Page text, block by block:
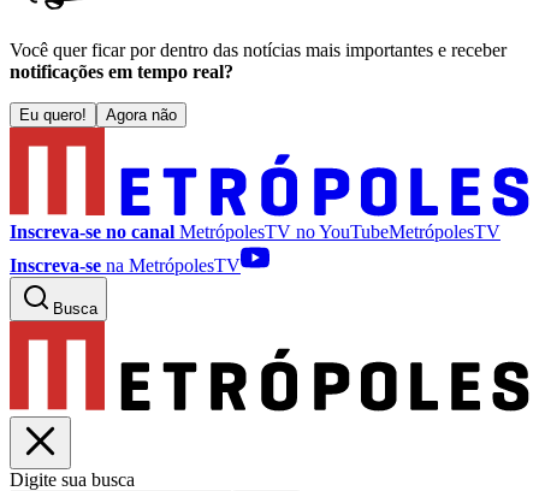
Você quer ficar por dentro das notícias mais importantes e receber
notificações em tempo real?
Eu quero! Agora não
Inscreva-se no canal MetrópolesTV noYouTubeMetrópolesTV
Inscreva-se na MetrópolesTV
Busca
Digite sua busca